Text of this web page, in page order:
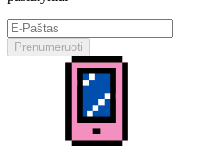
Prenumeruoti